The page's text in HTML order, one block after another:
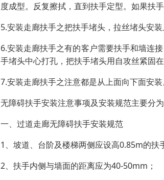
度成型。反复擦拭，直到扶手定型。如果扶
5.安装走廊扶手之把扶手堵头，拉丝堵头安
6.安装走廊扶手之有的客户需要扶手和墙连
手堵头中心打孔，把扶手堵头用自攻丝紧固
7.安装走廊扶手之注意都是从上面向下面安装
无障碍扶手安装注意事项及安装规范主要分
一、过道走廊无障碍扶手安装规范
1、坡道、台阶及楼梯两侧应设高0.85m的扶
2、扶手内侧与墙面的距离应为40-50mm；